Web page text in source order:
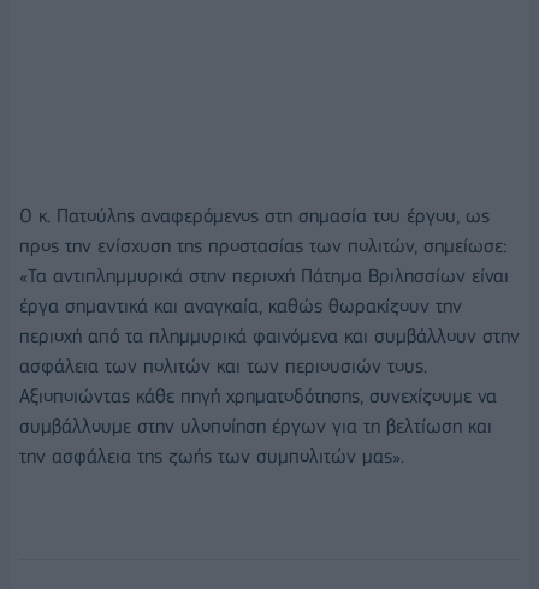
Ο κ. Πατούλης αναφερόμενος στη σημασία του έργου, ως
προς την ενίσχυση της προστασίας των πολιτών, σημείωσε:
«Τα αντιπλημμυρικά στην περιοχή Πάτημα Βριλησσίων είναι
έργα σημαντικά και αναγκαία, καθώς θωρακίζουν την
περιοχή από τα πλημμυρικά φαινόμενα και συμβάλλουν στην
ασφάλεια των πολιτών και των περιουσιών τους.
Αξιοποιώντας κάθε πηγή χρηματοδότησης, συνεχίζουμε να
συμβάλλουμε στην υλοποίηση έργων για τη βελτίωση και
την ασφάλεια της ζωής των συμπολιτών μας».